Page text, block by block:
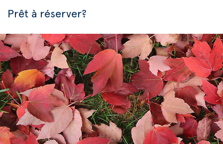
Prêt à réserver?